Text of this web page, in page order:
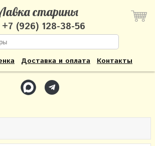
старины
+7 (926) 128-38-56
Доставка и оплата Контакты